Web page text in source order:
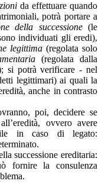
da effettuare quando
potrà portare a
della successione(le
individuati gli eredi),
legittima (regolata solo
(regolata dalla
si potrà verificare - nel
legittimari) ai quali la
anche in contrasto
poi, decidere se
ovvero avere
in caso di legato:
successione ereditaria:
fornire la consulenza